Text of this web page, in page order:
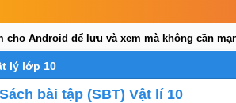
cho Android để lưu và xem mà không cần
lý lớp 10
bài tập (SBT) Vật lí 10